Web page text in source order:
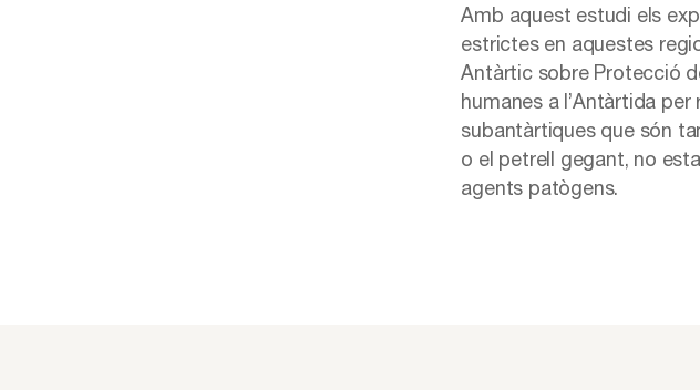
Amb aquest estudi els
estrictes en aquestes
Antàrtic sobre Protecció
humanes a l’Antàrtida
subantàrtiques que són
o el petrell gegant, no
agents patògens.